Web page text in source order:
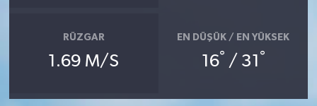
RÜZGAR
1.69 M/S
EN DÜŞÜK / EN YÜKSEK
16° / 31 °